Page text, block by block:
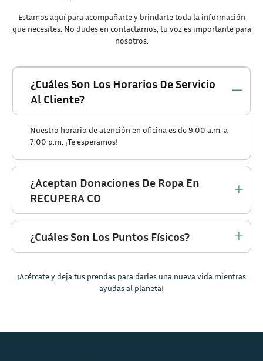
Estamos aquí para acompañarte y brindarte toda la información
que necesites. No dudes en contactarnos, tu voz es importante para
nosotros.
¿Cuáles Son Los Horarios De Servicio
Al Cliente?
Nuestro horario de atención en oficina es de 9:00 a.m. a
7:00 p.m. ¡Te esperamos!
¿Aceptan Donaciones De Ropa En
RECUPERA CO
¿Cuáles Son Los Puntos Físicos?
¡Acércate y deja tus prendas para darles una nueva vida mientras
ayudas al planeta!